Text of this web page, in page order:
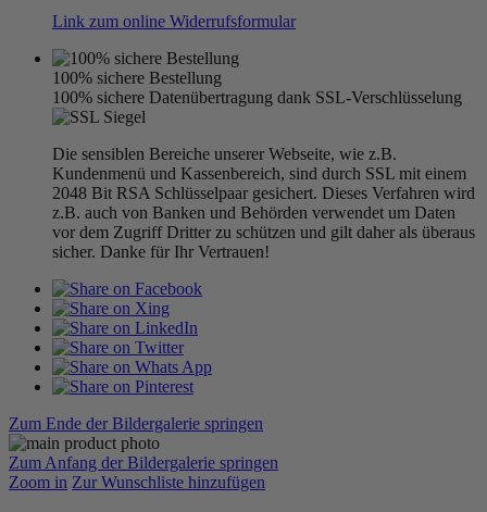
Link zum online Widerrufsformular
100% sichere Bestellung
100% sichere Datenübertragung dank SSL-Verschlüsselung
Die sensiblen Bereiche unserer Webseite, wie z.B.
Kundenmenü und Kassenbereich, sind durch SSL mit einem
2048 Bit RSA Schlüsselpaar gesichert. Dieses Verfahren wird
z.B. auch von Banken und Behörden verwendet um Daten
vor dem Zugriff Dritter zu schützen und gilt daher als überaus
sicher. Danke für Ihr Vertrauen!
Zum Ende der Bildergalerie springen
Zum Anfang der Bildergalerie springen
Zoom in Zur Wunschliste hinzufügen